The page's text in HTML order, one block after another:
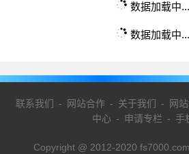
数据加载中...
数据加载中...
联系我们 - 网站合作- 关于我们 - 网
中心 - 申请专栏 - 手
Copyright @ 2012-2020